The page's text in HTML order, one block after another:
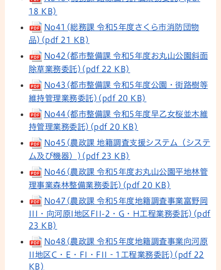
18 KB)
No41(総務課 令和5年度さくら市消防団物
品)(pdf 21 KB)
No42(都市整備課 令和5年度お丸山公園斜面
除草業務委託)(pdf 22 KB)
No43(都市整備課 令和5年度公園・街路樹等
維持管理業務委託)(pdf 20 KB)
No44(都市整備課 令和5年度早乙女桜並木維
持管理業務委託)(pdf 20 KB)
No45(農政課 地籍調査支援システム（システ
ム及び機器）)(pdf 23 KB)
No46(農政課 令和5年度お丸山公園平地林管
理事業森林整備業務委託)(pdf 20 KB)
No47(農政課 令和5年度地籍調査事業富野岡
III・向河原I地区FII-2・G・H工程業務委託)(pdf
23 KB)
No48(農政課 令和5年度地籍調査事業向河原
II地区C・E・FI・FII‐1工程業務委託)(pdf 22
KB)